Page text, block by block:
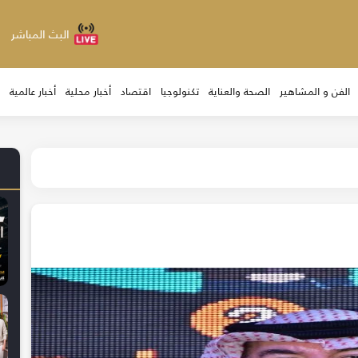
البث المباشر
الفن و المشاهير الصحة والعناية تكنولوجيا اقتصاد أخبار محلية أخبار عالمية